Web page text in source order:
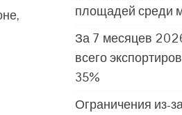
площадей среди
За 7 месяцев
всего
35%
Ограничения из-